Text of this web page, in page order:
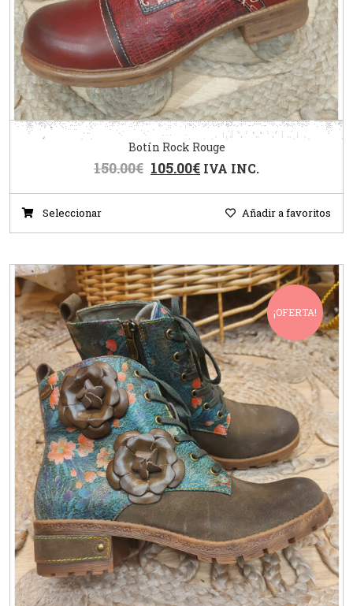
Botín Rock Rouge
150.00€ 105.00€ IVA INC.
Seleccionar Añadir a favoritos
¡OFERTA!